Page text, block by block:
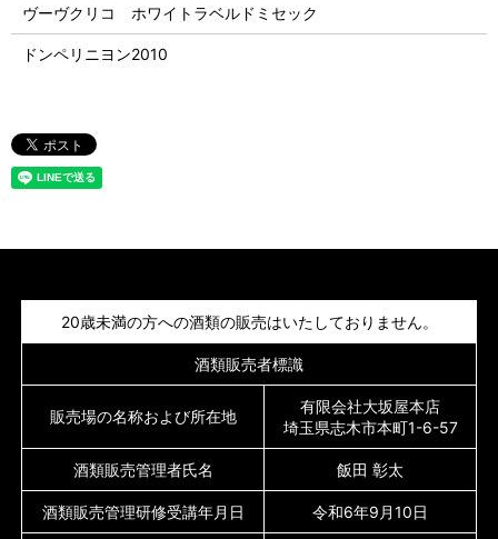
ヴーヴクリコ ホワイトラベルドミセック
ドンペリニヨン2010
20歳未満の方への酒類の販売はいたしておりません。
酒類販売者標識
販売場の名称および所在地
有限会社大坂屋本店
埼玉県志木市本町1-6-57
酒類販売管理者氏名 飯田 彰太
酒類販売管理研修受講年月日 令和6年9月10日